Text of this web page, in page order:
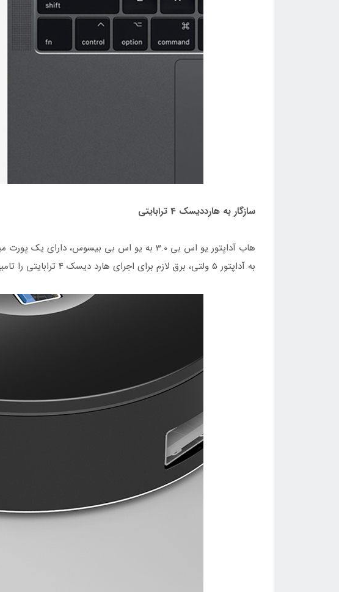
سازگار به هارددیسک 4 ترابایتی
به آداپتور 5 ولتی، برق لازم برای اجرای هارد دیسک 4 ترابایتی را تامین کند.